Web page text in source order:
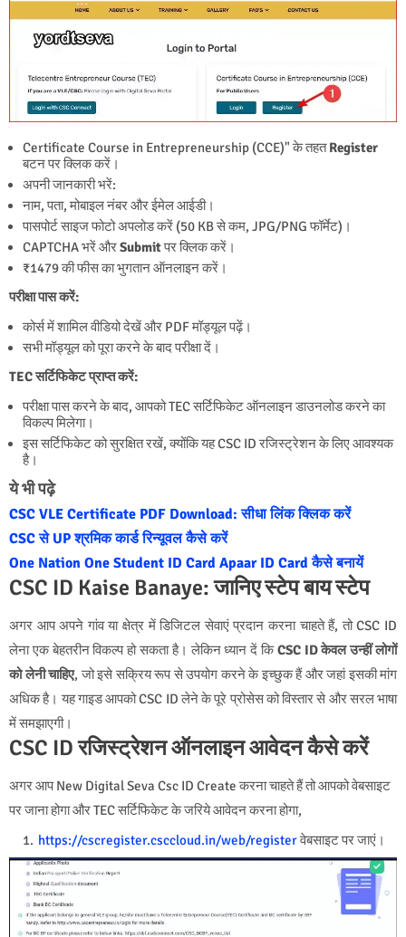
Certificate Course in Entrepreneurship (CCE)" के तहतRegister
बटन पर क्लिक करें।
अपनी जानकारी भरें:
नाम, पता, मोबाइल नंबर और ईमेल आईडी।
पासपोर्ट साइज फोटो अपलोड करें (50 KB से कम, JPG/PNG फॉर्मेट)।
CAPTCHA भरें औरSubmitपर क्लिक करें।
₹1479 की फीस का भुगतान ऑनलाइन करें।
परीक्षा पास करें:
कोर्स में शामिल वीडियो देखें और PDF मॉड्यूल पढ़ें।
सभी मॉड्यूल को पूरा करने के बाद परीक्षा दें।
TEC सर्टिफिकेट प्राप्त करें:
परीक्षा पास करने के बाद, आपको TEC सर्टिफिकेट ऑनलाइन डाउनलोड करने का
विकल्प मिलेगा।
इस सर्टिफिकेट को सुरक्षित रखें, क्योंकि यह CSC ID रजिस्ट्रेशन के लिए आवश्यक
है।
ये भी पढ़े
CSC VLE Certificate PDF Download: सीधा लिंक क्लिक करें
CSC से UP श्रमिक कार्ड रिन्यूवल कैसे करें
One Nation One Student ID Card Apaar ID Card कैसे बनायें
CSC ID Kaise Banaye: जानिए स्टेप बाय स्टेप
अगर आप अपने गांव या क्षेत्र में डिजिटल सेवाएं प्रदान करना चाहते हैं, तो CSC ID
लेना एक बेहतरीन विकल्प हो सकता है। लेकिन ध्यान दें किCSC ID केवल उन्हीं लोगों
को लेनी चाहिए, जो इसे सक्रिय रूप से उपयोग करने के इच्छुक हैं और जहां इसकी मांग
अधिक है। यह गाइड आपको CSC ID लेने के पूरे प्रोसेस को विस्तार से और सरल भाषा
में समझाएगी।
CSC ID रजिस्ट्रेशन ऑनलाइन आवेदन कैसे करें
अगर आप New Digital Seva Csc ID Create करना चाहते हैं तो आपको वेबसाइट
पर जाना होगा और TEC सर्टिफिकेट के जरिये आवेदन करना होगा,
https://cscregister.csccloud.in/web/registerवेबसाइट पर जाएं।